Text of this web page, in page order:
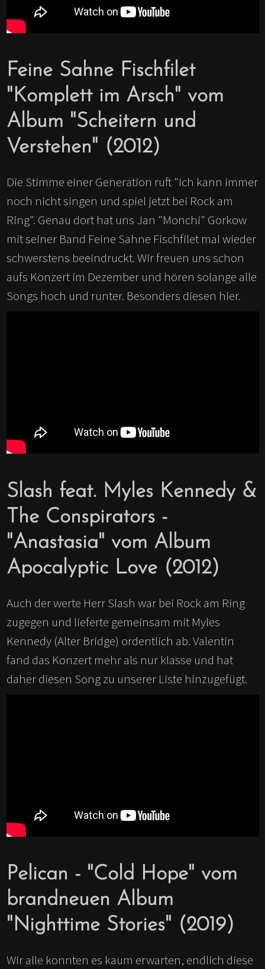
Feine Sahne Fischfilet
"Komplett im Arsch" vom
Album "Scheitern und
Verstehen" (2012)
Die Stimme einer Generation ruft "Ich kann immer
noch nicht singen und spiel jetzt bei Rock am
Ring". Genau dort hat uns Jan "Monchi" Gorkow
mit seiner Band Feine Sahne Fischfilet mal wieder
schwerstens beeindruckt. Wir freuen uns schon
aufs Konzert im Dezember und hören solange alle
Songs hoch und runter. Besonders diesen hier.
Slash feat. Myles Kennedy &
The Conspirators -
"Anastasia" vom Album
Apocalyptic Love (2012)
Auch der werte Herr Slash war bei Rock am Ring
zugegen und lieferte gemeinsam mit Myles
Kennedy (Alter Bridge) ordentlich ab. Valentin
fand das Konzert mehr als nur klasse und hat
daher diesen Song zu unserer Liste hinzugefügt.
Pelican - "Cold Hope" vom
brandneuen Album
"Nighttime Stories" (2019)
Wir alle konnten es kaum erwarten, endlich diese